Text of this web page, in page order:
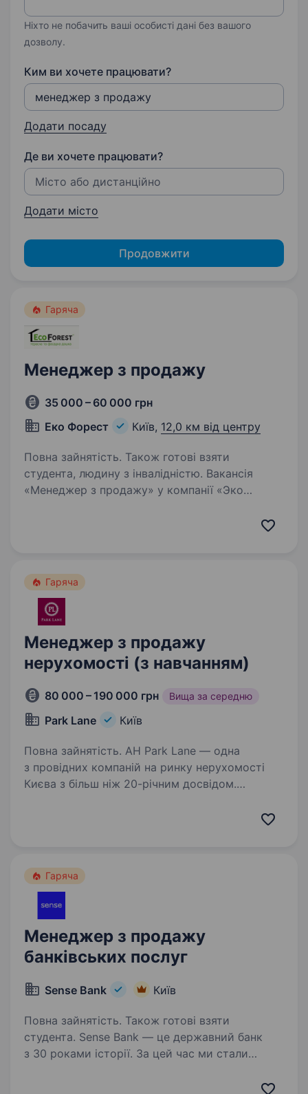
Ніхто не побачить ваші особисті дані без вашого
дозволу.
Ким ви хочете працювати?
Додати посаду
Де ви хочете працювати?
Додати місто
Продовжити
Гаряча
Менеджер з продажу
35 000 – 60 000 грн
Еко Форест
Київ, 12,0 км від центру
Повна зайнятість. Також готові взяти
студента, людину з інвалідністю. Вакансія
«Менеджер з продажу» у компанії «Эко
працювати…
Гаряча
Менеджер з продажу
нерухомості (з навчанням)
80 000 – 190 000 грн Вища за середню
Park Lane Київ
Повна зайнятість. АН Park Lane — одна
з провідних компаній на ринку нерухомості
Києва з більш ніж 20-річним досвідом.
у сфері нерухомості та маємо 3 сучасні офіси
Гаряча
Менеджер з продажу
банківських послуг
Sense Bank Київ
Повна зайнятість. Також готові взяти
студента. Sense Bank — це державний банк
з 30 роками історії. За цей час ми стали
з 4000 людей, де кожен присвячений місії —